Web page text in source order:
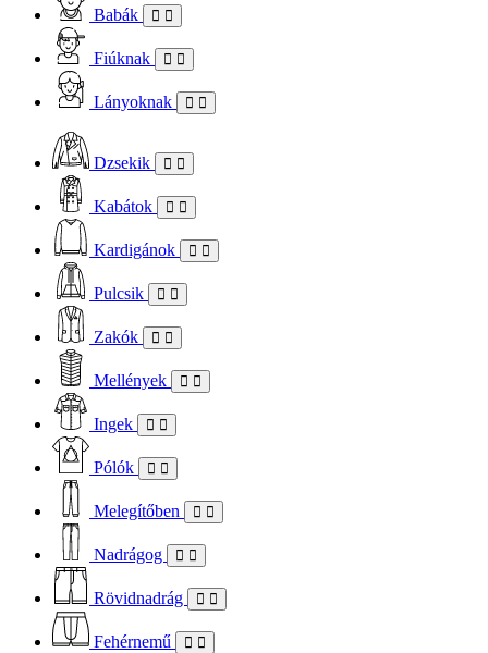
Babák
Fiúknak
Lányoknak
Dzsekik
Kabátok
Kardigánok
Pulcsik
Zakók
Mellények
Ingek
Pólók
Melegítőben
Nadrágog
Rövidnadrág
Fehérnemű